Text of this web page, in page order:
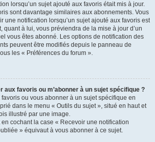
lorsqu’un sujet ajouté aux favoris était mis à jour.
sont davantage similaires aux abonnements. Vous
une notification lorsqu’un sujet ajouté aux favoris est
quant à lui, vous préviendra de la mise à jour d’un
vous êtes abonné. Les options de notification des
peuvent être modifiés depuis le panneau de
les « Préférences du forum ».
aux favoris ou m’abonner à un sujet spécifique ?
ou vous abonner à un sujet spécifique en
dans le menu « Outils du sujet », situé en haut et
illustré par une image.
cochant la case « Recevoir une notification
» équivaut à vous abonner à ce sujet.